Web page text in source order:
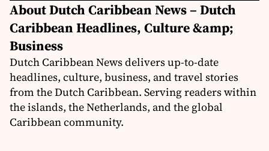
About Dutch Caribbean News – Dutch
Caribbean Headlines, Culture &amp;
Business
Dutch Caribbean News delivers up-to-date
headlines, culture, business, and travel stories
from the Dutch Caribbean. Serving readers within
the islands, the Netherlands, and the global
Caribbean community.